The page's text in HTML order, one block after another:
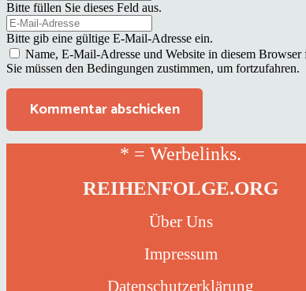
Bitte füllen Sie dieses Feld aus.
Bitte gib eine gültige E-Mail-Adresse ein.
Name, E-Mail-Adresse und Website in diesem
Sie müssen den Bedingungen zustimmen, um fortzufahren.
Kommentar abschicken
* = Werbelinks.
REIHENFOLGE.ORG
Über Uns
Impressum
Datenschutzerklärung